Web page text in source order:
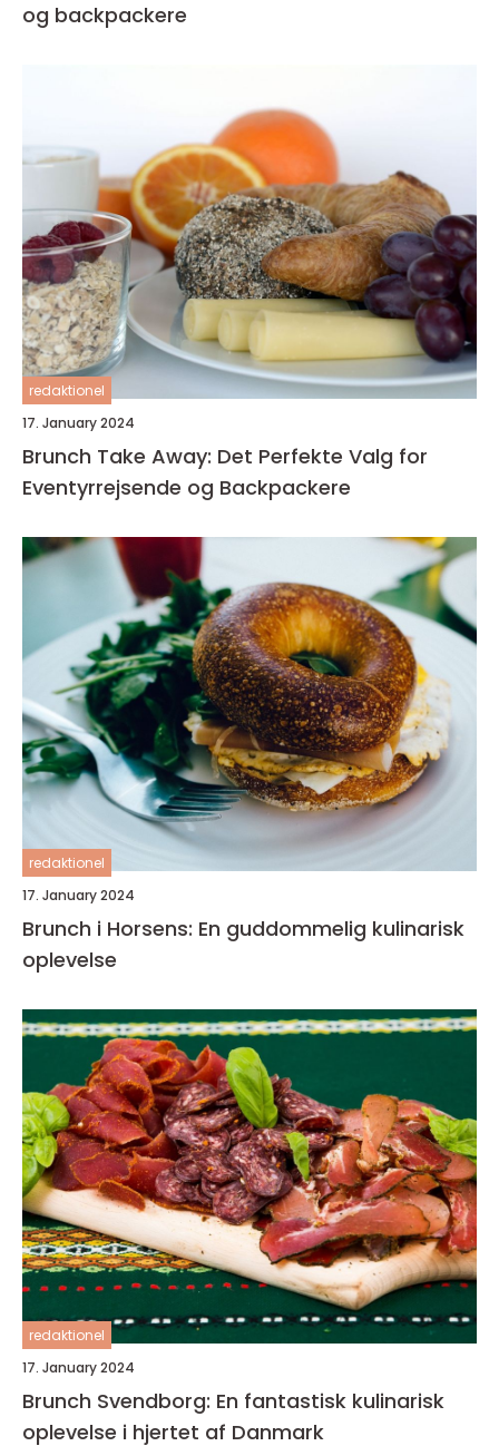
og backpackere
redaktionel
17. January 2024
Brunch Take Away: Det Perfekte Valg for
Eventyrrejsende og Backpackere
redaktionel
17. January 2024
Brunch i Horsens: En guddommelig kulinarisk
oplevelse
redaktionel
17. January 2024
Brunch Svendborg: En fantastisk kulinarisk
oplevelse i hjertet af Danmark